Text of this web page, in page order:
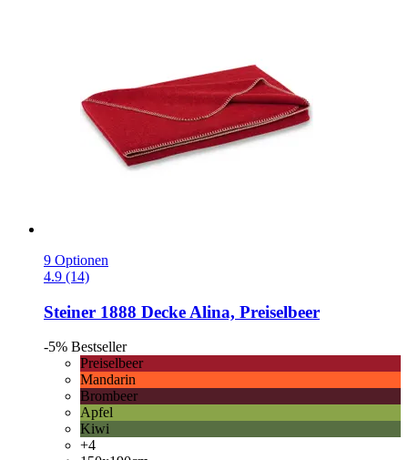
9 Optionen
4.9 (14)
Steiner 1888 Decke Alina, Preiselbeer
-5% Bestseller
Preiselbeer
Mandarin
Brombeer
Apfel
Kiwi
+4